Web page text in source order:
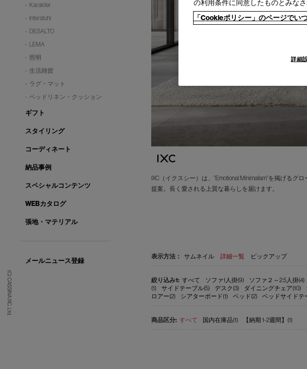
(C) CASSINA IXC. Ltd.
IXC（イクスシー）は、”Emotional Minimalism”を掲げる
提案。長く愛される上質な暮らしを届けます。
表示方法： サムネイル 詳細一覧 ピックアップ
すべて ソファ1人掛(9) ソファ２～2.5人掛(4)
(1)
サイドテーブル(5) デスク(3) ダイニングチェア(10)
ロアー(2)
シアターボード(1) ベッド(2) ベッドサイドテ
すべて 国内在庫品(1) 【納期 1-2週間】(1)
Karakter
Interstuhl
DESALTO
LEMA
照明
生活雑貨
ラグ・マット
ベッドリネン・クッション
ギフト
スタイリング
コーディネート
納品事例
スペシャルコンテンツ
WEBカタログ
張地・マテリアル
メールニュース登録
の利用条件に同意したものとみなさ
「Cookieポリシー」のページでい
詳細